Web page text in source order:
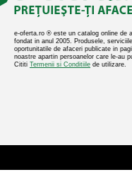
e-oferta.ro ® este un catalog online de
fondat in anul 2005. Produsele,
oportunitatile de afaceri publicate in
noastre apartin persoanelor care le-au
Cititi Termenii si Conditiile de utilizare.